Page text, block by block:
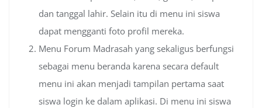
dan tanggal lahir. Selain itu di menu ini siswa
dapat mengganti foto profil mereka.
Menu Forum Madrasah yang sekaligus berfungsi
sebagai menu beranda karena secara default
menu ini akan menjadi tampilan pertama saat
siswa login ke dalam aplikasi. Di menu ini siswa